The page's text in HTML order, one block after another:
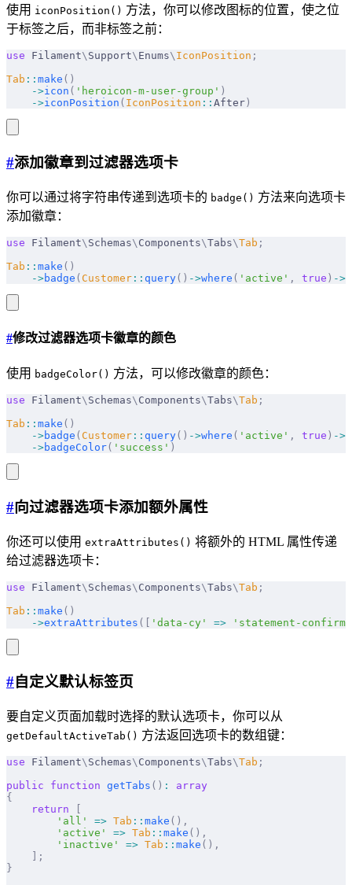
使用 iconPosition() 方法，你可以修改图标的位置，使之位
于标签之后，而非标签之前：
use Filament\ Support\ Enums\ IconPosition ;
Tab :: make ()
    ->
icon ( 'heroicon-m-user-group' )
    ->
iconPosition ( IconPosition :: After )
#添加徽章到过滤器选项卡
你可以通过将字符串传递到选项卡的 badge() 方法来向选项卡
添加徽章：
use Filament\ Schemas\ Components\Tabs\Tab ;
Tab :: make ()
    ->
badge ( Customer :: query() ->where ( 'active' , true ) ->
#修改过滤器选项卡徽章的颜色
使用 badgeColor() 方法，可以修改徽章的颜色：
use Filament\ Schemas\ Components\Tabs\Tab ;
Tab :: make ()
    ->
badge ( Customer :: query() ->where ( 'active' , true ) ->
    ->
badgeColor( 'success' )
#向过滤器选项卡添加额外属性
你还可以使用 extraAttributes() 将额外的 HTML 属性传递
给过滤器选项卡：
use Filament\ Schemas\ Components\Tabs\Tab ;
Tab :: make ()
    ->
extraAttributes ([ 'data-cy' => 'statement-
#自定义默认标签页
要自定义页面加载时选择的默认选项卡，你可以从
getDefaultActiveTab() 方法返回选项卡的数组键：
use Filament\ Schemas\ Components\Tabs\Tab ;
public function getTabs () :
array
{
    return
        'all'
=> Tab :: make (),
        'active'
=> Tab :: make (),
        'inactive'
=> Tab :: make (),
    ];
}